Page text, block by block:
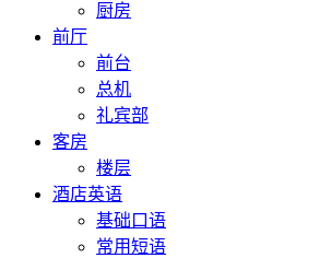
厨房
前厅
前台
总机
礼宾部
客房
楼层
酒店英语
基础口语
常用短语